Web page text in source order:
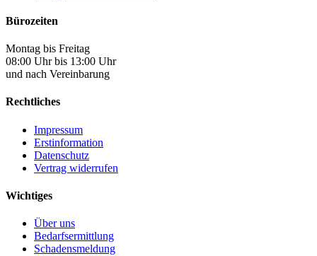
Bürozeiten
Montag bis Freitag
08:00 Uhr bis 13:00 Uhr
und nach Vereinbarung
Rechtliches
Impressum
Erstinformation
Datenschutz
Vertrag widerrufen
Wichtiges
Über uns
Bedarfsermittlung
Schadensmeldung